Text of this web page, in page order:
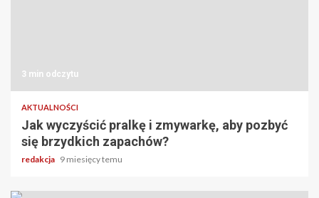
3 min odczytu
AKTUALNOŚCI
Jak wyczyścić pralkę i zmywarkę, aby pozbyć
się brzydkich zapachów?
redakcja 9 miesięcy temu